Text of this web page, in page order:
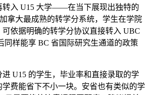
转入 U15 大学——在当下展现出独特的
拿大最成熟的转学分系统，学生在学院
依据明确的转学分协议直接转入 UBC
同样能享 BC 省国际研究生通道的政策
U15 的学生，毕业率和直接录取的学
费能省下不小一块。安省也有类似的学